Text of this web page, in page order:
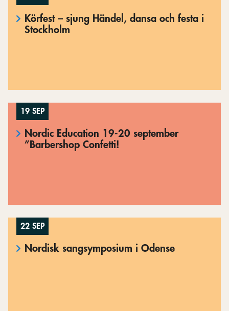
Körfest – sjung Händel, dansa och festa i
Stockholm
19 SEP
Nordic Education 19-20 september
”Barbershop Confetti!
22 SEP
Nordisk sangsymposium i Odense